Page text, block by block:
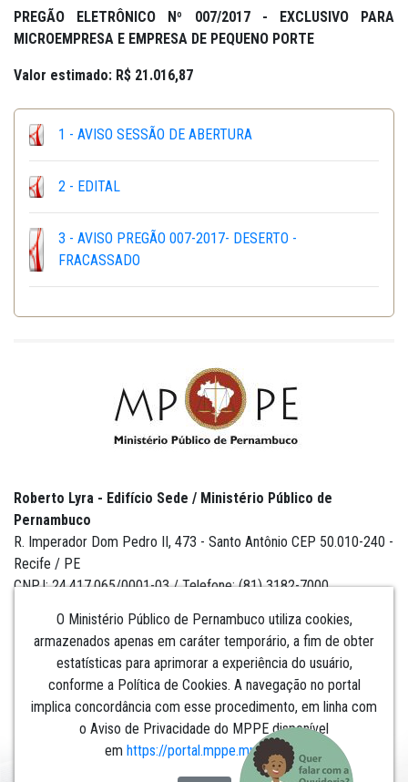
PREGÃO ELETRÔNICO Nº 007/2017 -
EXCLUSIVO PARA
MICROEMPRESA E EMPRESA DE PEQUENO PORTE
Valor estimado: R$ 21.016,87
1 - AVISO SESSÃO DE ABERTURA
2 - EDITAL
3 - AVISO PREGÃO 007-2017- DESERTO -
FRACASSADO
O Ministério Público de Pernambuco utiliza cookies,
armazenados apenas em caráter temporário, a fim de obter
estatísticas para aprimorar a experiência do usuário,
conforme a Política de Cookies. A navegação no portal
implica concordância com esse procedimento, em linha com
o Aviso de Privacidade do MPPE disponível
em https://portal.mppe.mp.br/lgpd.​​​​​​​
Roberto Lyra - Edifício Sede / Ministério Público de
Pernambuco
R. Imperador Dom Pedro II, 473 - Santo Antônio CEP 50.010-240 -
Recife / PE
CNPJ: 24.417.065/0001-03 / Telefone: (81) 3182-7000
Institucional
Comunicação